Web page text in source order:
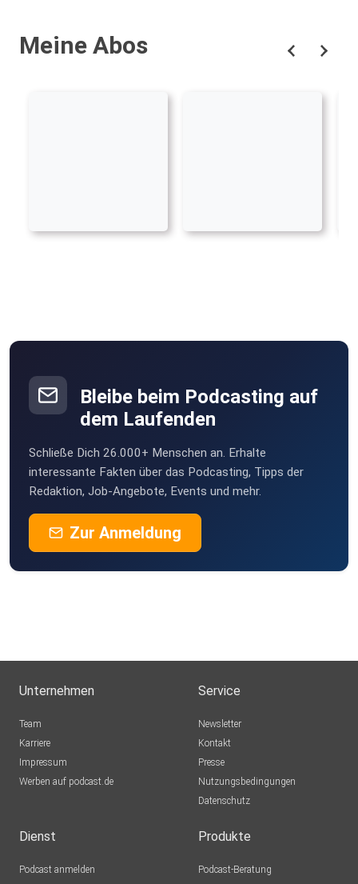
Meine Abos
Bleibe beim Podcasting auf
dem Laufenden
Schließe Dich 26.000+ Menschen an. Erhalte
interessante Fakten über das Podcasting, Tipps der
Redaktion, Job-Angebote, Events und mehr.
Zur Anmeldung
Unternehmen
Team
Karriere
Impressum
Werben auf podcast.de
Service
Newsletter
Kontakt
Presse
Nutzungsbedingungen
Datenschutz
Dienst
Podcast anmelden
Produkte
Podcast-Beratung